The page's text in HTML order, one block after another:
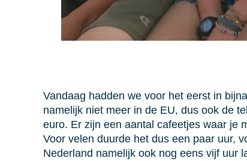
Vandaag hadden we voor het eerst in
namelijk niet meer in de EU, dus ook de
euro. Er zijn een aantal cafeetjes waar je
Voor velen duurde het dus een paar uur,
Nederland namelijk ook nog eens vijf uur